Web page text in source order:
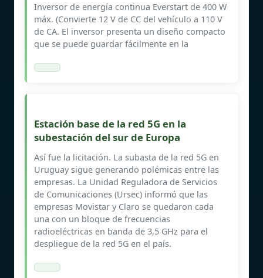
Inversor de energía continua Everstart de 400 W
máx. (Convierte 12 V de CC del vehículo a 110 V
de CA. El inversor presenta un diseño compacto
que se puede guardar fácilmente en la
Estación base de la red 5G en la
subestación del sur de Europa
Así fue la licitación. La subasta de la red 5G en
Uruguay sigue generando polémicas entre las
empresas. La Unidad Reguladora de Servicios
de Comunicaciones (Ursec) informó que las
empresas Movistar y Claro se quedaron cada
una con un bloque de frecuencias
radioeléctricas en banda de 3,5 GHz para el
despliegue de la red 5G en el país.